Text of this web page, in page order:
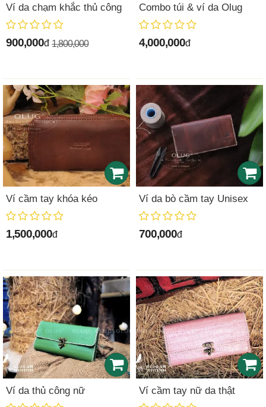
Ví da chạm khắc thủ công
900,000đ 1,800,000
Combo túi & ví da Olug
4,000,000đ
Ví cầm tay khóa kéo
1,500,000đ
Ví da bò cầm tay Unisex
700,000đ
Ví da thủ công nữ Ví cầm tay nữ da thật